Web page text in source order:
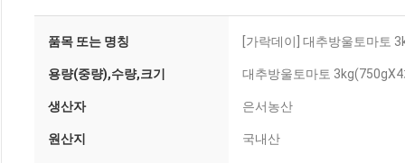
품목 또는 명칭 [가락데이] 대추방울토마토
용량(중량),수량,크기 대추방울토마토
생산자 은서농산
원산지 국내산